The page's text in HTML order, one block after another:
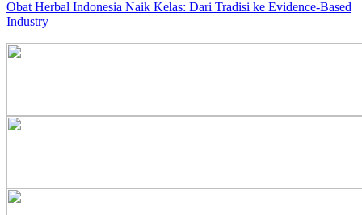
Obat Herbal Indonesia Naik Kelas: Dari Tradisi ke Evidence-Based
Industry